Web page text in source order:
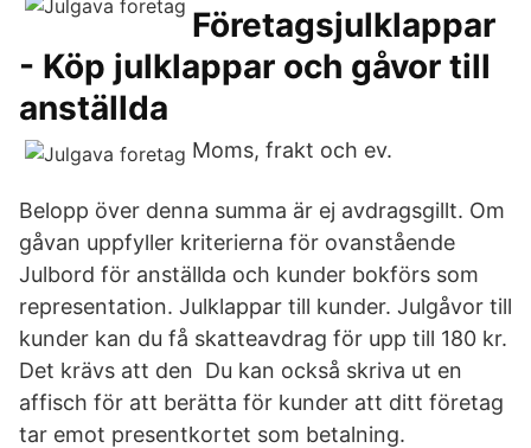
Företagsjulklappar
- Köp julklappar och gåvor till
anställda
Moms, frakt och ev.
Belopp över denna summa är ej avdragsgillt. Om
gåvan uppfyller kriterierna för ovanstående
Julbord för anställda och kunder bokförs som
representation. Julklappar till kunder. Julgåvor till
kunder kan du få skatteavdrag för upp till 180 kr.
Det krävs att den Du kan också skriva ut en
affisch för att berätta för kunder att ditt företag
tar emot presentkortet som betalning.